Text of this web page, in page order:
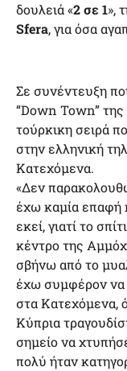
δουλειά «2 σε 1»,
Sfera, για όσα
Σε συνέντευξη
“Down Town” της
τούρκικη σειρά
στην ελληνική
Κατεχόμενα.
«Δεν
έχω καμία επαφή
εκεί, γιατί το
κέντρο της
σβήνω από το
έχω συμφέρον να
στα Κατεχόμενα,
Κύπρια
σημείο να
πολύ ήταν